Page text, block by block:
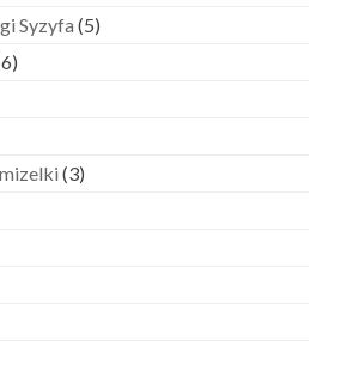
Syzyfa (5)
(3)